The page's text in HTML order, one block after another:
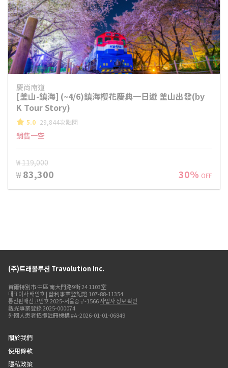
慶尚南道
[釜山-鎮海] (~4/6)鎮海櫻花慶典一日遊 釜山出發(by
K Tour Story)
5.0 29,844次點閱
銷售一空
₩ 119,000
₩ 83,300 30% OFF
(주)트래볼루션 Travolution Inc.
首爾特別市 中區 南大門路9街 24 1103室
대표이사 배인호 | 營利事業登記證 107-88-11354
통신판매신고번호 2025-서울중구-1566사업자 정보 확인
觀光事業登錄 2025-000074
外國人患者招攬註冊機構 #A-2026-01-01-06849
關於我們
使用條款
隱私政策